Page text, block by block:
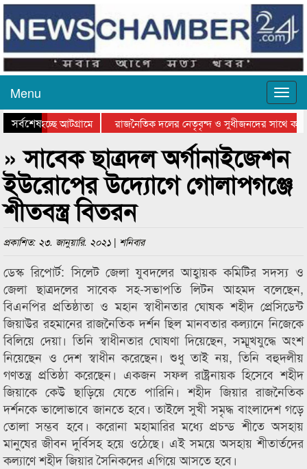
Menu
সর্বশেষ
হচ্ছে আটগ্রামে
রাজনৈতিক দলের নেতৃবৃন্দ ও সুধীজনদের সাথে
সিলেটে বাংলাদেশ গ্রুপ থিয়েটার ফেডারেশানের
» সাবেক ছাত্রদল অর্গানাইজেশন
ইউরোপের উদ্যোগে গোলাপগঞ্জে
শীতবস্ত্র বিতরন
প্রকাশিত: ২৩. জানুয়ারি. ২০২১ | শনিবার
ডেস্ক রিপোর্ট: সিলেট জেলা যুবদলের আহ্বায়ক কমিটির সদস্য ও
জেলা ছাত্রদলের সাবেক সহ-সভাপতি লিটন আহমদ বলেছেন,
বিএনপির প্রতিষ্ঠাতা ও মহান স্বাধীনতার ঘোষক শহীদ প্রেসিডেন্ট
জিয়াউর রহমানের রাজনৈতিক দর্শন ছিল মানবতার কল্যানে নিজেকে
বিলিয়ে দেয়া। তিনি স্বাধীনতার ঘোষণা দিয়েছেন, সম্মূখযুদ্ধে অংশ
নিয়েছেন ও দেশ স্বাধীন করেছেন। শুধু তাই নয়, তিনি বহুদলীয়
গণতন্ত্র প্রতিষ্ঠা করেছেন। একজন সফল রাষ্ট্রনায়ক হিসেবে শহীদ
জিয়াকে কেউ ছাড়িয়ে যেতে পারিনি। শহীদ জিয়ার রাজনৈতিক
দর্শনকে ভালোভাবে জানতে হবে। তাইলে সুখী সমৃদ্ধ বাংলাদেশ গড়ে
তোলা সম্ভব হবে। করোনা মহামারির মধ্যে প্রচন্ড শীতে অসহায়
মানুষের জীবন দুর্বিসহ হয়ে ওঠেছে। এই সময়ে অসহায় শীতার্তদের
কল্যাণে শহীদ জিয়ার সৈনিকদের এগিয়ে আসতে হবে।